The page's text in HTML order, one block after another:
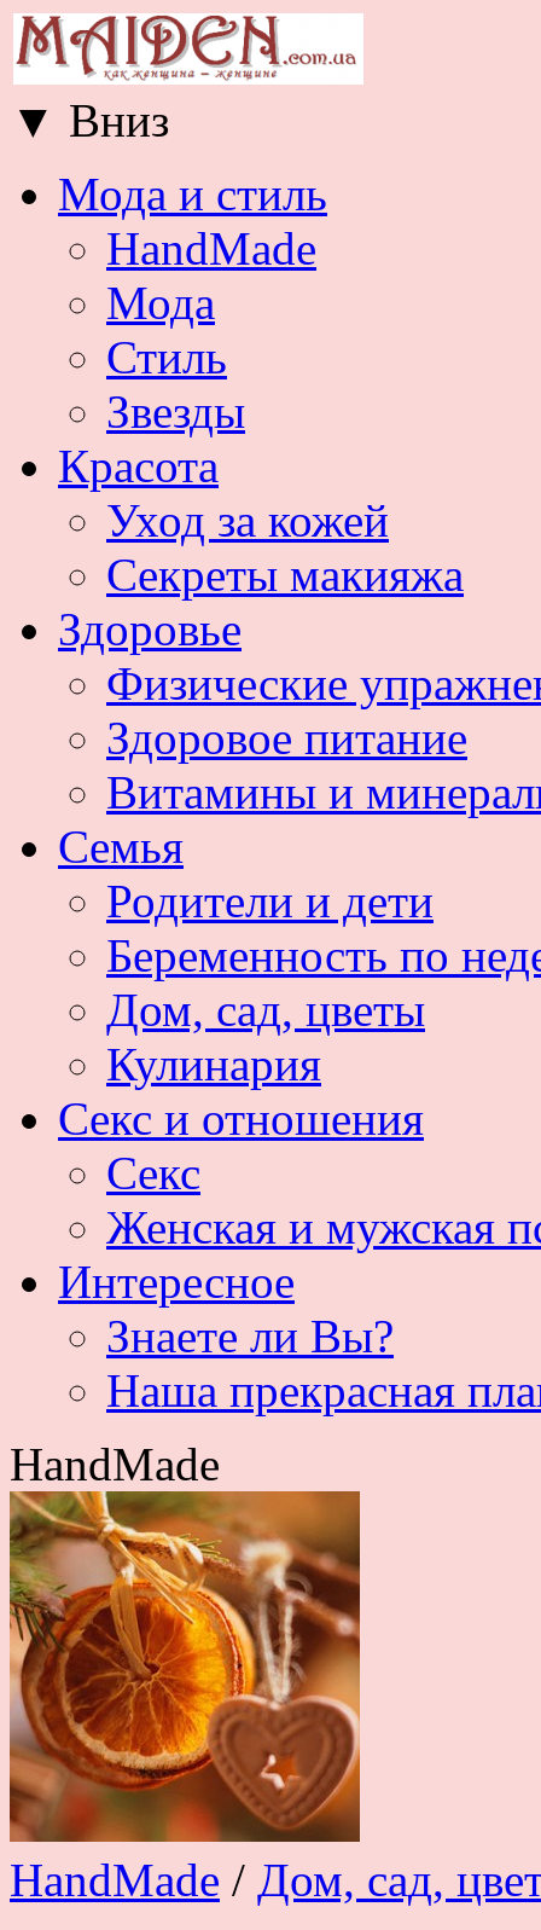
▼ Вниз
Мода и стиль
HandMade
Мода
Стиль
Звезды
Красота
Уход за кожей
Секреты макияжа
Здоровье
Физические
Здоровое питание
Витамины и
Семья
Родители и дети
Беременность по
Дом, сад, цветы
Кулинария
Секс и отношения
Секс
Женская и мужская
Интересное
Знаете ли Вы?
Наша прекрасная
HandMade
HandMade / Дом, сад,